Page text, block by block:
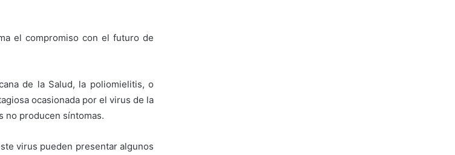
el compromiso con el futuro de
de la Salud, la poliomielitis, o
ocasionada por el virus de la
no producen síntomas.
virus pueden presentar algunos